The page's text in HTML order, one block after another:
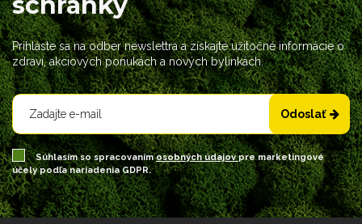
Prihláste sa na odber newslettra a získajte užitočné informácie o
zdraví, akciových ponukách a nových bylinkách.
Odoslať
Súhlasím so spracovanímosobných údajovpre marketingové
účely podľa nariadenia GDPR.